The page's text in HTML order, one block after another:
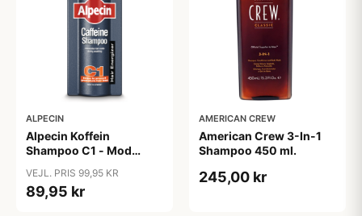
ALPECIN
Alpecin Koffein
Shampoo C1 - Mod
VEJL. PRIS 99,95 KR
89,95 kr
AMERICAN CREW
American Crew 3-In-1
Shampoo 450 ml.
245,00 kr